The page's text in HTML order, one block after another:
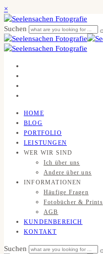
×
Suchen
HOME
BLOG
PORTFOLIO
LEISTUNGEN
WER WIR SIND
Ich über uns
Andere über uns
INFORMATIONEN
Häufige Fragen
Fotobücher & Prints
AGB
KUNDENBEREICH
KONTAKT
Suchen